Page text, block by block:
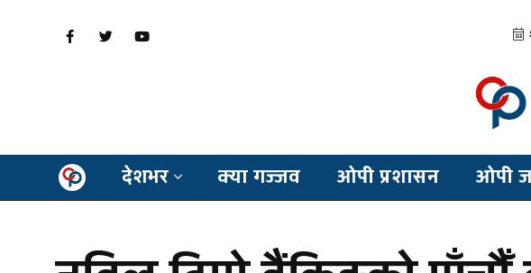
देशभर क्या गज्जव ओपी प्रशासन ओपी